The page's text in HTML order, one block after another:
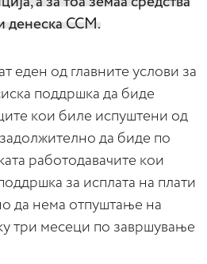
денеска ССМ.
еден од главните услови за
поддршка да биде
кои биле испуштени од
да биде по
работодавачите кои
за исплата на плати
да нема отпуштање на
три месеци по завршување